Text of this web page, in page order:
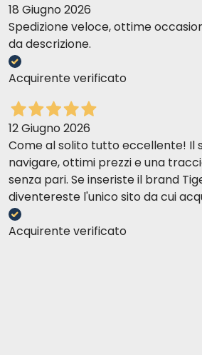
18 Giugno 2026
Spedizione veloce, ottime
da descrizione.
Acquirente verificato
12 Giugno 2026
Come al solito tutto eccellente! Il
navigare, ottimi prezzi e una
senza pari. Se inseriste il brand
diventereste l'unico sito da cui
Acquirente verificato